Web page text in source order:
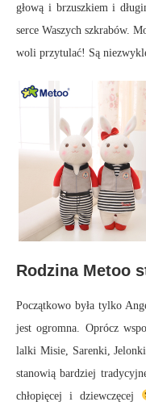
głową i brzuszkiem i
serce Waszych szkrabów.
woli przytulać! Są
Rodzina Metoo
Początkowo była tylko
jest ogromna. Oprócz
lalki Misie, Sarenki,
stanowią bardziej
chłopięcej i dziewczęcej